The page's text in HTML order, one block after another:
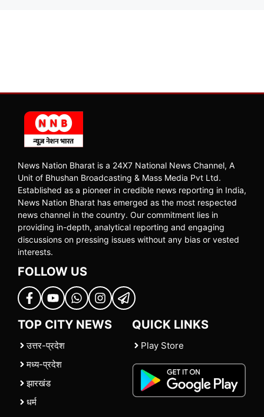
News Nation Bharat is a 24X7 National News Channel, A
Unit of Bhushan Broadcasting & Mass Media Pvt Ltd.
Established as a pioneer in credible news reporting in India,
News Nation Bharat has emerged as the most respected
news channel in the country. Our commitment lies in
providing in-depth, analytical reporting and engaging
discussions on pressing issues without any bias or vested
interests.
FOLLOW US
TOP CITY NEWS
उत्तर-प्रदेश
मध्य-प्रदेश
झारखंड
धर्म
QUICK LINKS
Play Store